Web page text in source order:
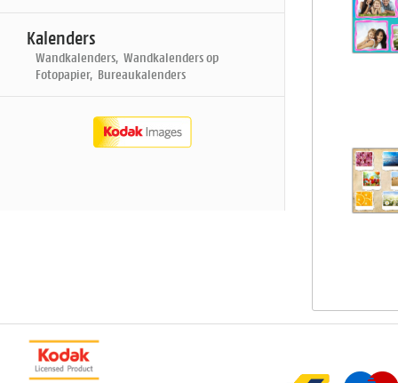
Kalenders
Wandkalenders, Wandkalenders op
Fotopapier, Bureaukalenders